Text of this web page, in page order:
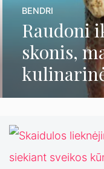
Raudoni
skonis,
BENDRI